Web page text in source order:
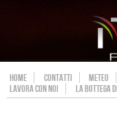
HOME CONTATTI METEO
LAVORA CON NOI
LA BOTTEGA